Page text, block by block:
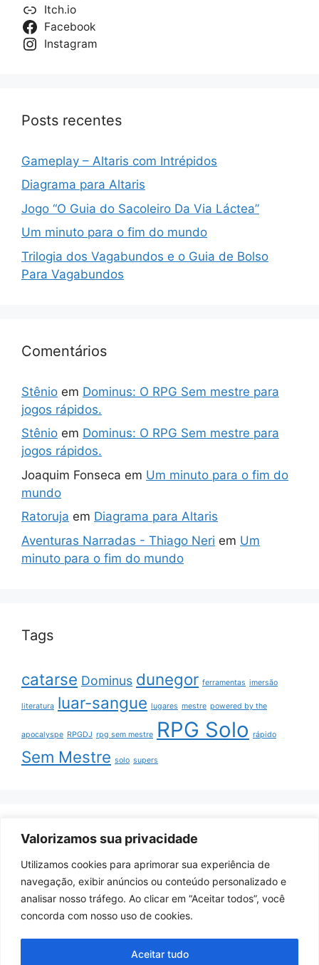
Valorizamos sua privacidade
Utilizamos cookies para aprimorar sua experiência de
navegação, exibir anúncios ou conteúdo personalizado e
analisar nosso tráfego. Ao clicar em “Aceitar todos”, você
concorda com nosso uso de cookies.
Aceitar tudo
Itch.io
Facebook
Instagram
Posts recentes
Gameplay – Altaris com Intrépidos
Diagrama para Altaris
Jogo “O Guia do Sacoleiro Da Via Láctea”
Um minuto para o fim do mundo
Trilogia dos Vagabundos e o Guia de Bolso
Para Vagabundos
Comentários
Stênio em Dominus: O RPG Sem mestre para
jogos rápidos.
Stênio em Dominus: O RPG Sem mestre para
jogos rápidos.
Joaquim Fonseca em Um minuto para o fim do
mundo
Ratoruja em Diagrama para Altaris
Aventuras Narradas - Thiago Neri em Um
minuto para o fim do mundo
Tags
catarse Dominus dunegor ferramentas imersão
literatura luar-sangue lugares mestre powered by the
apocalyspe RPGDJ rpg sem mestre RPG Solo rápido
Sem Mestre solo supers
ArquivoRPG nas redes
Youtube
Facebook